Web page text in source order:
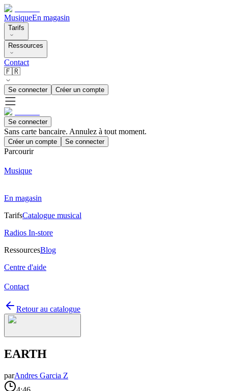
MusiqueEn magasin
Tarifs
Ressources
Contact
🇫🇷
Se connecter Créer un compte
Se connecter
Sans carte bancaire. Annulez à tout moment.
Créer un compte Se connecter
Parcourir
Musique
En magasin
TarifsCatalogue musical
Radios In-store
RessourcesBlog
Centre d'aide
Contact
Retour au catalogue
EARTH
parAndres Garcia Z